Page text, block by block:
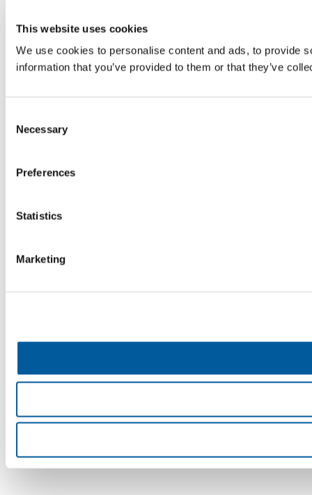
This website uses cookies
We use cookies to personalise content and ads, to provide
information that you’ve provided to them or that they’ve
Selection
Necessary
Preferences
Statistics
Marketing